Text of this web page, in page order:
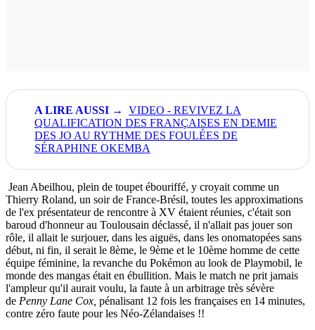
VIDEO - REVIVEZ LA
QUALIFICATION DES FRANÇAISES EN DEMIE
DES JO AU RYTHME DES FOULÉES DE
SÉRAPHINE OKEMBA
Jean Abeilhou, plein de toupet ébouriffé, y croyait comme un
Thierry Roland, un soir de France-Brésil, toutes les approximations
de l'ex présentateur de rencontre à XV étaient réunies, c'était son
baroud d'honneur au Toulousain déclassé, il n'allait pas jouer son
rôle, il allait le surjouer, dans les aiguës, dans les onomatopées sans
début, ni fin, il serait le 8ème, le 9ème et le 10ème homme de cette
équipe féminine, la revanche du Pokémon au look de Playmobil, le
monde des mangas était en ébullition. Mais le match ne prit jamais
l'ampleur qu'il aurait voulu, la faute à un arbitrage très sévère
de Penny Lane Cox, pénalisant 12 fois les françaises en 14 minutes,
contre zéro faute pour les Néo-Zélandaises !!